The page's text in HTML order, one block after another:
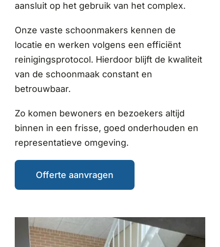
aansluit op het gebruik van het complex.
Onze vaste schoonmakers kennen de
locatie en werken volgens een efficiënt
reinigingsprotocol. Hierdoor blijft de kwaliteit
van de schoonmaak constant en
betrouwbaar.
Zo komen bewoners en bezoekers altijd
binnen in een frisse, goed onderhouden en
representatieve omgeving.
Offerte aanvragen